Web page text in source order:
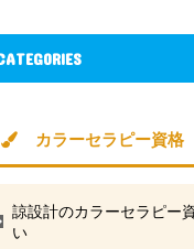
カラーセラピー資格
諒設計のカラーセラピー
い